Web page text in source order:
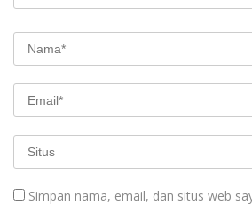
Simpan nama, email, dan situs web